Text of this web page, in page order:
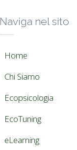
Naviga nel sito
Home
Chi Siamo
Ecopsicologia
EcoTuning
eLearning